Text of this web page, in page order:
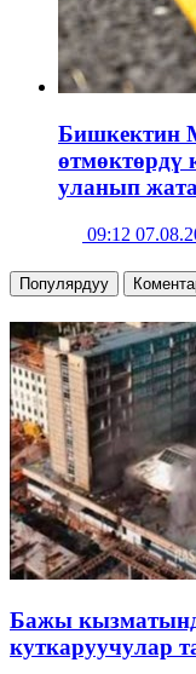
Бишкектин
өтмөктөрдү
уланып
09:12
Популярдуу
Бажы
куткаруучулар